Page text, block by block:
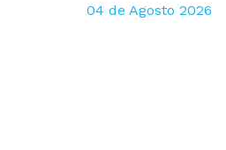
04 de Agosto 2026